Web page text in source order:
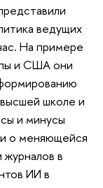
ведущих
На примере
и США они
школе и
и минусы
о меняющейся
журналов в
ИИ в